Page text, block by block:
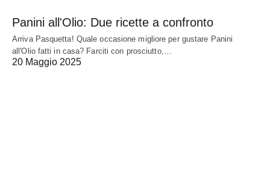
Panini all'Olio: Due ricette a confronto
Arriva Pasquetta! Quale occasione migliore per gustare Panini
all'Olio fatti in casa? Farciti con prosciutto,…
20 Maggio 2025